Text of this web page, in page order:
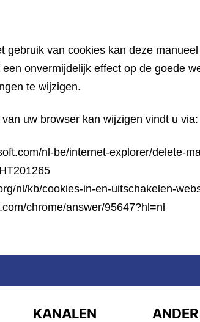
gebruik van cookies kan deze
onvermijdelijk effect op de goede
te wijzigen.
uw browser kan wijzigen vindt u via:
nl-be/internet-explorer/delete-
nl/kb/cookies-in-en-uitschakelen-
chrome/answer/95647?hl=nl
KANALEN ANDER